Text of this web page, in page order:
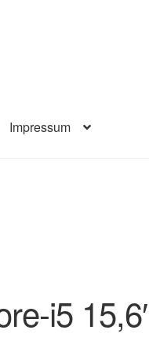
Impressum
i5